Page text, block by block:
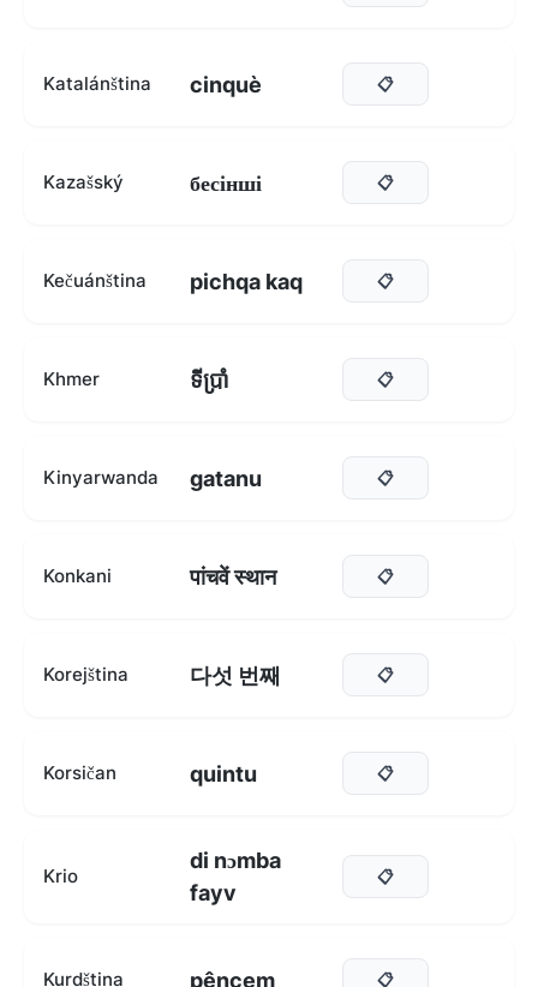
Katalánština cinquè 📋
Kazašský бесінші 📋
Kečuánština pichqa kaq 📋
Khmer ទីប្រាំ 📋
Kinyarwanda gatanu 📋
Konkani पांचवें स्थान 📋
Korejština 다섯 번째 📋
Korsičan quintu 📋
Krio
di nɔmba
fayv
📋
Kurdština pêncem 📋